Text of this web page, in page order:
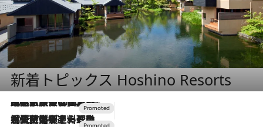
新着トピックス Hoshino Resorts
2026.7.31
【ホテル帰省】という選択肢をOMOが提案。家族とほどよい距離を保つには「昼は実家、夜は気兼ねなくホテルで！」
2026.7.24
【夏限定ディナーコース】旬を迎える稚鮎や花ズッキーニなどをイタリア・トスカーナの郷土料理の手法で満喫！